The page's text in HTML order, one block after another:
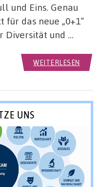
und Eins. Genau
für das neue „0+1“
Diversität und …
WEITERLESEN
UNS